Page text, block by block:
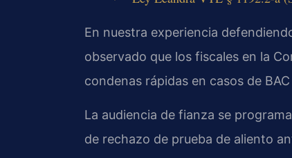
En nuestra experiencia
observado que los fiscales en la
condenas rápidas en casos de
La audiencia de fianza se
de rechazo de prueba de aliento